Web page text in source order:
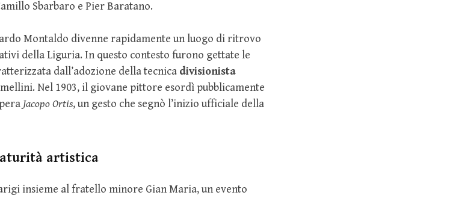
Sbarbaro e Pier Baratano.
Montaldo divenne rapidamente un luogo di ritrovo
della Liguria. In questo contesto furono gettate le
dall’adozione della tecnica divisionista
Nel 1903, il giovane pittore esordì pubblicamente
Jacopo Ortis, un gesto che segnò l’inizio ufficiale della
artistica
insieme al fratello minore Gian Maria, un evento